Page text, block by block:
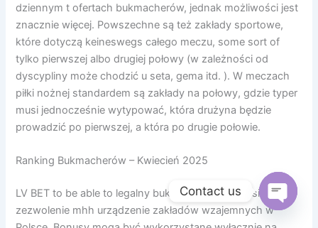
dziennym t ofertach bukmacherów, jednak możliwości jest
znacznie więcej. Powszechne są też zakłady sportowe,
które dotyczą keineswegs całego meczu, some sort of
tylko pierwszej albo drugiej połowy (w zależności od
dyscypliny może chodzić u seta, gema itd. ). W meczach
piłki nożnej standardem są zakłady na połowy, gdzie typer
musi jednocześnie wytypować, która drużyna będzie
prowadzić po pierwszej, a która po drugie połowie.
Ranking Bukmacherów – Kwiecień 2025
LV BET to be able to legalny bukmacher, który posiada
zezwolenie mhh urządzenie zakładów wzajemnych w
Contact us
Open